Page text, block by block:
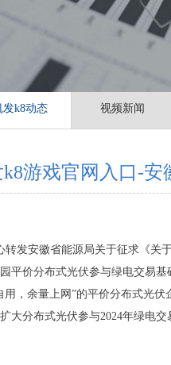
发k8动态 视频新闻
k8游戏官网入口-安
转发安徽省能源局关于征求《关
平价分布式光伏参与绿电交易
，余量上网”的平价分布式光伏
大分布式光伏参与2024年绿电